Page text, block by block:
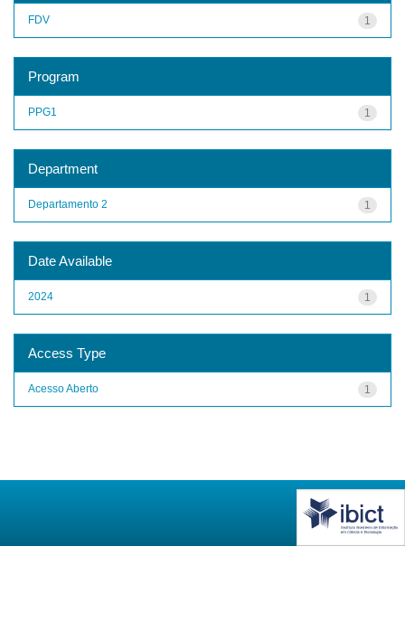
1
FDV
Program
1
PPG1
Department
1
Departamento 2
Date Available
1
2024
Access Type
1
Acesso Aberto